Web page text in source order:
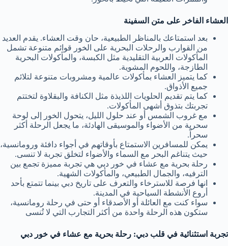
العشاء الفاخر على متن السفينة
بعد استمتاعك بالمناظر الطبيعية، حان وقت العشاء. يقدم العديد
من القوارب والرحلات البحرية على الخور قوائم متنوعة تشمل
المأكولات العربية التقليدية مثل الكبسة، والمأكولات البحرية
الطازجة، واللحوم المشوية.
كما يتميز العشاء بمأكولات عالمية ومشروبات متنوعة لتلائم
جميع الأذواق.
كما يتم تقديم الحلويات اللذيذة مثل الكنافة والبقلاوة لتختتم
تجربتك بتذوق أشهى المأكولات.
مع غروب الشمس أو عند حلول الليل، يتحول الخور إلى لوحة
سحرية من الأضواء والموسيقى الهادئة، ما يجعل الرحلة أكثر
سحراً.
يمكن للمسافرين الاستمتاع بأوقاتهم في أجواء دافئة ورومانسية،
حيث يتناغم البحر مع السماء والأضواء لتخلق تجربة لا تنسى.
رحلة بحرية مع عشاء في خور دبي هي تجربة مميزة تجمع بين
الترفيه، والجمال الطبيعي، والمأكولات الشهية.
انها فرصة للاسترخاء والتعرف على تاريخ دبي بينما تتمتع بأحد
أروع الأنشطة السياحية في المدينة.
سواء كنت مع العائلة أو الأصدقاء أو حتى في رحلة رومانسية،
ستكون هذه الرحلة واحدة من أكثر التجارب التي لا تُنسى
تجربة استثنائية في قلب دبي: رحلة بحرية مع عشاء في خور دبي